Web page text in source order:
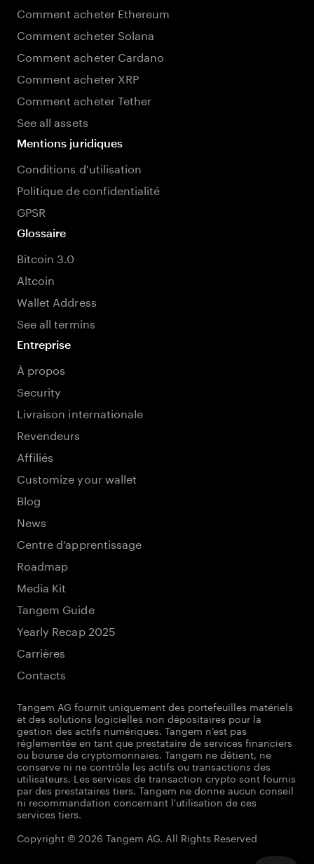
Comment acheter Ethereum
Comment acheter Solana
Comment acheter Cardano
Comment acheter XRP
Comment acheter Tether
See all assets
Mentions juridiques
Conditions d'utilisation
Politique de confidentialité
GPSR
Glossaire
Bitcoin 3.0
Altcoin
Wallet Address
See all termins
Entreprise
À propos
Security
Livraison internationale
Revendeurs
Affiliés
Customize your wallet
Blog
News
Centre d’apprentissage
Roadmap
Media Kit
Tangem Guide
Yearly Recap 2025
Carrières
Contacts
Tangem AG fournit uniquement des portefeuilles matériels
et des solutions logicielles non dépositaires pour la
gestion des actifs numériques. Tangem n’est pas
réglementée en tant que prestataire de services financiers
ou bourse de cryptomonnaies. Tangem ne détient, ne
conserve ni ne contrôle les actifs ou transactions des
utilisateurs. Les services de transaction crypto sont fournis
par des prestataires tiers. Tangem ne donne aucun conseil
ni recommandation concernant l'utilisation de ces
services tiers.